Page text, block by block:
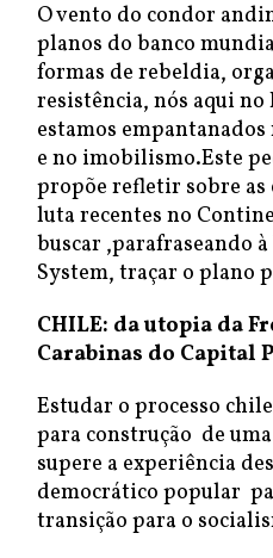
O vento do condor
planos do banco
formas de rebeldia,
resistência, nós aqui
estamos
e no imobilismo.Este
propõe refletir sobre as
luta recentes no
buscar ,parafraseando
System, traçar o plano
CHILE: da utopia da
Carabinas do Capital
Estudar o processo
para construção de
supere a experiência
democrático popular
transição para o